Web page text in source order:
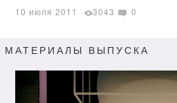
10 июля 2011 3043 0
МАТЕРИАЛЫ ВЫПУСКА